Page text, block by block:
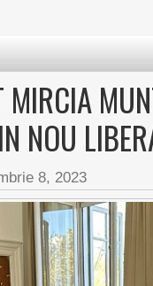
MIRCIA
NOU
8, 2023